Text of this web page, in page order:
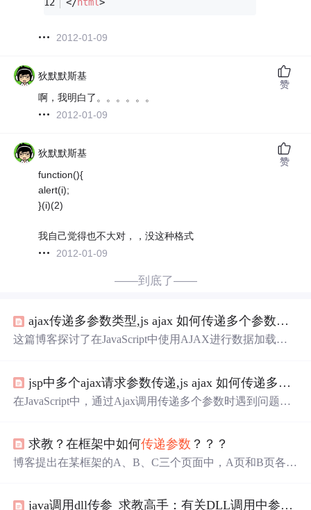
</html>
2012-01-09
狄默默斯基
啊，我明白了。。。。。。
2012-01-09
赞
狄默默斯基
function(){
alert(i);
}(i)(2)
我自己觉得也不大对，，没这种格式
2012-01-09
赞
——到底了——
ajax传递多参数类型,js ajax 如何传递多个参数？？？
这篇博客探讨了在JavaScript中使用AJAX进行数据加载时
涉及错误检查、URL构造以及AJAX请求的处理。读者们
提供了可能的解决方案，包括检查URL字符串的拼写和标
jsp中多个ajax请求参数传递,js ajax 如何传递多个参数？？？
在JavaScript中，通过Ajax调用传递多个参数时遇到问题。
在构建请求URL时，应该正确地编码额外的参数。尝试使
用`encodeURIComponent()`函数来编码参数，例如`surl='htt
t);`这可能会解决无法传递新参数的问题。
求教？在框架中如何传递参数 ？？？
博客提出在某框架的A、B、C三个页面中，A页和B页各有
java调用dll传参_求教高手：有关DLL调用中参数传递问题？？？